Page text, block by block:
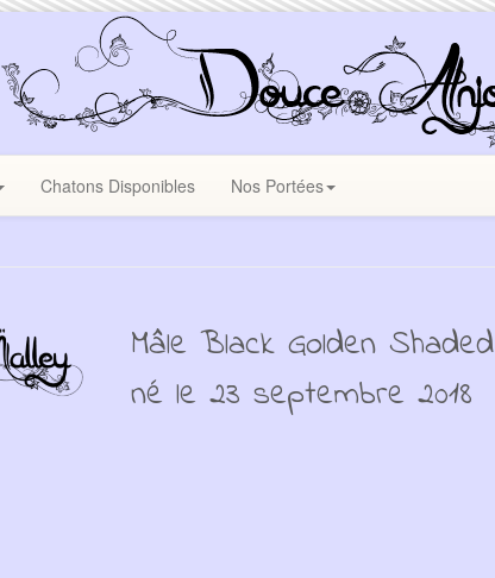
Chatons Disponibles Nos Portées
Mâle Black Golden Shaded
né le 23 septembre 2018